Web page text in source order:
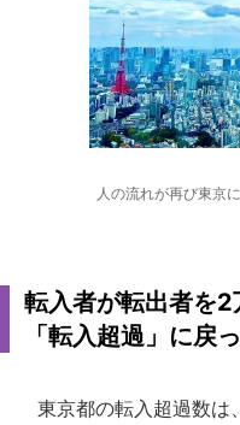
人の流れが再び東京
転入者が転出者を
「転入超過」に戻
東京都の転入超過数は